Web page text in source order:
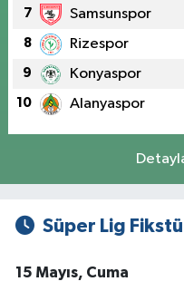
7 Samsunspor
8 Rizespor
9 Konyaspor
10 Alanyaspor
Süper Lig
15 Mayıs, Cuma